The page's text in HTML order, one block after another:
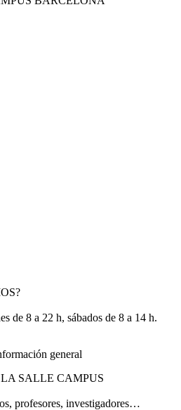
de 8 a 22 h, sábados de 8 a 14 h.
general
SALLE CAMPUS
profesores, investigadores…